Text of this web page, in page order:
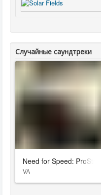
Случайные саундтреки
Need for Speed: ProStreet
VA